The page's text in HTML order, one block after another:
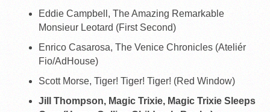
Eddie Campbell, The Amazing Remarkable
Monsieur Leotard (First Second)
Enrico Casarosa, The Venice Chronicles (Ateliér
Fio/AdHouse)
Scott Morse, Tiger! Tiger! Tiger! (Red Window)
Jill Thompson, Magic Trixie, Magic Trixie Sleeps